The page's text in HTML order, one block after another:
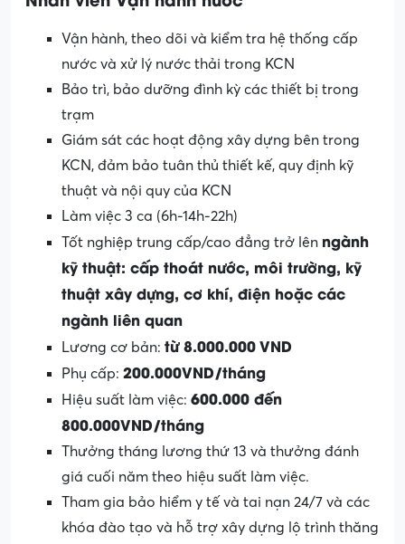
Vận hành, theo dõi và kiểm tra hệ thống cấp
nước và xử lý nước thải trong KCN
Bảo trì, bảo dưỡng đình kỳ các thiết bị trong
trạm
Giám sát các hoạt động xây dựng bên trong
KCN, đảm bảo tuân thủ thiết kế, quy định kỹ
thuật và nội quy của KCN
Làm việc 3 ca (6h-14h-22h)
Tốt nghiệp trung cấp/cao đẳng trở lên ngành
kỹ thuật: cấp thoát nước, môi trường, kỹ
thuật xây dựng, cơ khí, điện hoặc các
ngành liên quan
Lương cơ bản: từ8.000.000VND
Phụ cấp: 200.000VND/tháng
Hiệu suất làm việc: 600.000 đến
800.000VND/tháng
Thưởng tháng lương thứ 13 và thưởng đánh
giá cuối năm theo hiệu suất làm việc.
Tham gia bảo hiểm y tế và tai nạn 24/7 và các
khóa đào tạo và hỗ trợ xây dựng lộ trình thăng